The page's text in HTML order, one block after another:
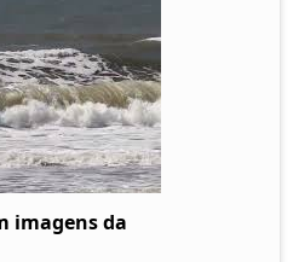
imagens da